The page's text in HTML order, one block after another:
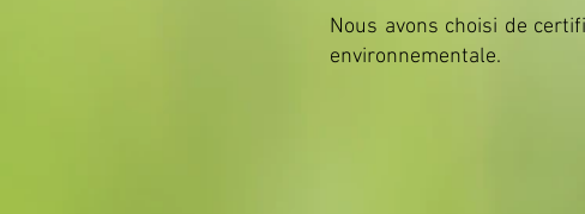
Nous avons choisi de
environnementale.